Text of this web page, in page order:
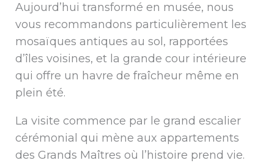
Aujourd’hui transformé en musée, nous
vous recommandons particulièrement les
mosaïques antiques au sol, rapportées
d’îles voisines, et la grande cour intérieure
qui offre un havre de fraîcheur même en
plein été.
La visite commence par le grand escalier
cérémonial qui mène aux appartements
des Grands Maîtres où l’histoire prend vie.